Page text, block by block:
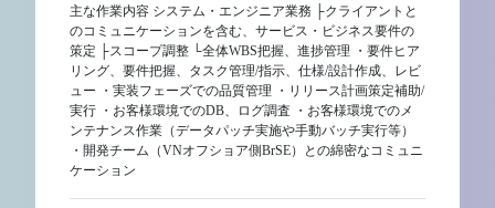
主な作業内容 システム・エンジニア業務 ├クライアントと
のコミュニケーションを含む、サービス・ビジネス要件の
策定 ├スコープ調整 └全体WBS把握、進捗管理 ・要件ヒア
リング、要件把握、タスク管理/指示、仕様/設計作成、レビ
ュー ・実装フェーズでの品質管理 ・リリース計画策定補助/
実行 ・お客様環境でのDB、ログ調査 ・お客様環境でのメ
ンテナンス作業（データパッチ実施や手動バッチ実行等）
・開発チーム（VNオフショア側BrSE）との綿密なコミュニ
ケーション